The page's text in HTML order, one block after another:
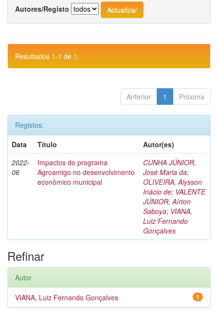
Autores/Registo
Resultados 1-1 de 1.
Anterior 1 Próxima
Registos:
Data
Título
Autor(es)
2022-
06
Impactos do programa
Agroamigo no desenvolvimento
econômico municipal
CUNHA JÚNIOR,
José Maria da;
OLIVEIRA, Alysson
Inácio de; VALENTE
JÚNIOR, Aírton
Saboya; VIANA,
Luiz Fernando
Gonçalves
Refinar
Autor
1
VIANA, Luiz Fernando Gonçalves